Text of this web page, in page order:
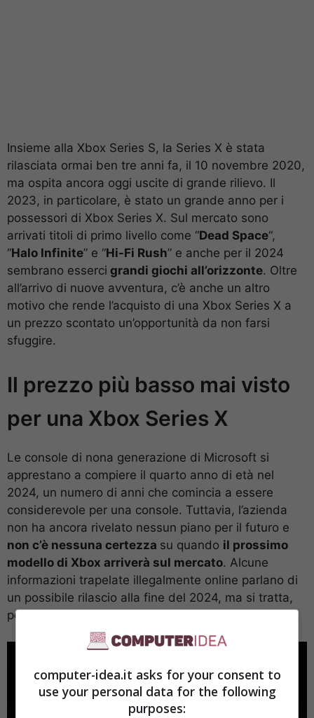
Insieme alla Xbox Series S, la Series X è stata
rilasciata ormai ben tre anni fa, il 10 novembre 2020,
ma ospita ancora oggi uscite di grande rilievo. Il
2023, in particolare, è stato un grande anno per i
possessori di Xbox Series X. Sul mercato sono
arrivati titoli di primo livello come “Dead Space“,
“Halo Infinite” e “Hi-Fi Rush” e anche per il 2024
sembrano esserci grandi giochi all’orizzonte. Oltre
all’arrivo di nuove avventura, c’è anche un altro
motivo che rende l’acquisto di una Xbox Series X a
un prezzo scontato un’opportunità da non farsi
sfuggire.
Il prezzo più basso mai visto
per una Xbox Series X
Le console di nona generazione di Microsoft si
apprestano a compiere il quarto anno di età nel
2024, un numero di anni che comincia a essere
considerevole per una console. Tuttavia, l’azienda
non ha ancora rivelato nessun piano per il futuro e
non c’è nessuna certezza su quando il prossimo
modello di Xbox arriverà sul mercato. Alcune
informazioni trapelate illegalmente online parlano di
un possibile rilascio alla fine del 2024, ma si tratta,
per l’appunto, solo di rumor.
computer-idea.it asks for your consent to
use your personal data for the following
purposes: